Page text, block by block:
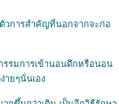
วการสำคัญที่นอกจากจะก่อ
รรมการเข้านอนดึกหรือนอน
ายๆนั่นเอง